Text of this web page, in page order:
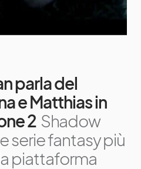
parla del
e Matthias in
2 Shadow
serie fantasy più
piattaforma